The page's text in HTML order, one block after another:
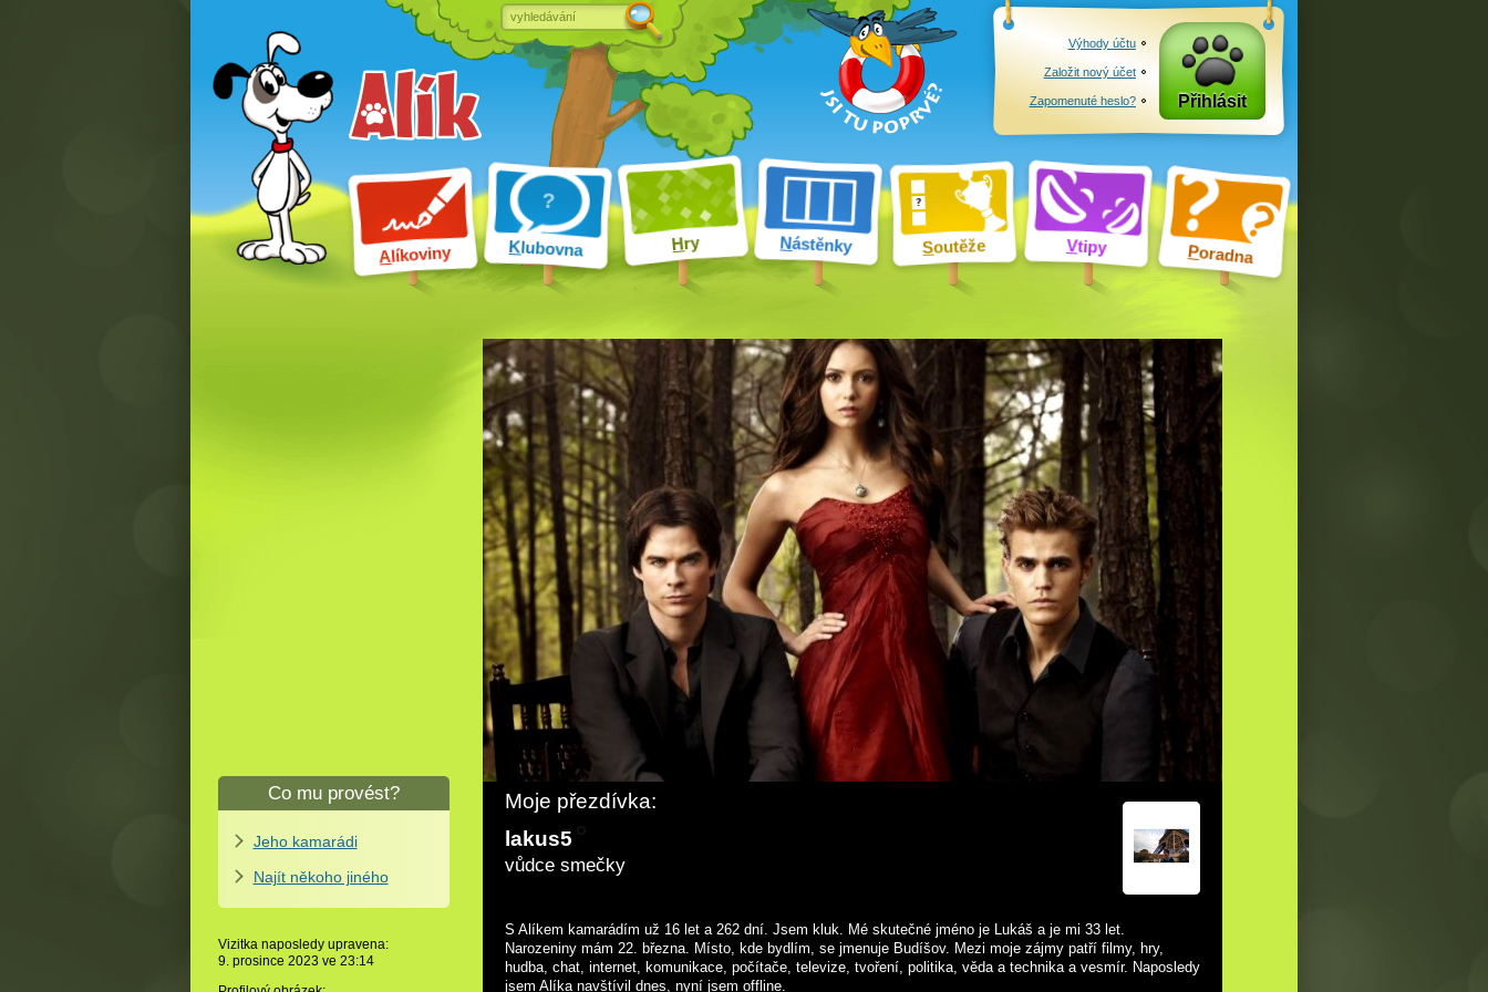
Alíkoviny Klubovna Hry Nástěnky Soutěže Vtipy Poradna
Výhody účtu
Založit nový účet
Zapomenuté heslo? Přihlásit
Moje přezdívka:
lakus5
vůdce smečky
S Alíkem kamarádím už 16 let a 262 dní . Jsem kluk. Mé skutečné jméno je Lukáš a je mi 33 let.
Narozeniny mám 22. března. Místo, kde bydlím, se jmenuje Budíšov. Mezi moje zájmy patří filmy, hry,
hudba, chat, internet, komunikace, počítače, televize, tvoření, politika, věda a technika a vesmír. Naposledy
jsem Alíka navštívil dnes, nyní jsem offline.
Co mu provést?
Jeho kamarádi
Najít někoho jiného
Vizitka naposledy upravena:
9. prosince 2023 ve 23:14